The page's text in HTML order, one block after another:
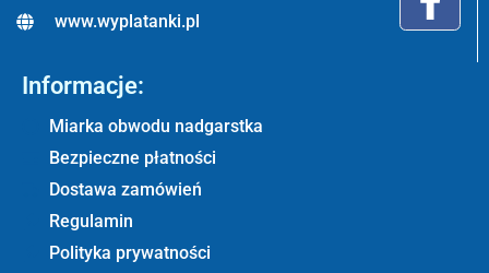
www.wyplatanki.pl
Informacje:
Miarka obwodu nadgarstka
Bezpieczne płatności
Dostawa zamówień
Regulamin
Polityka prywatności